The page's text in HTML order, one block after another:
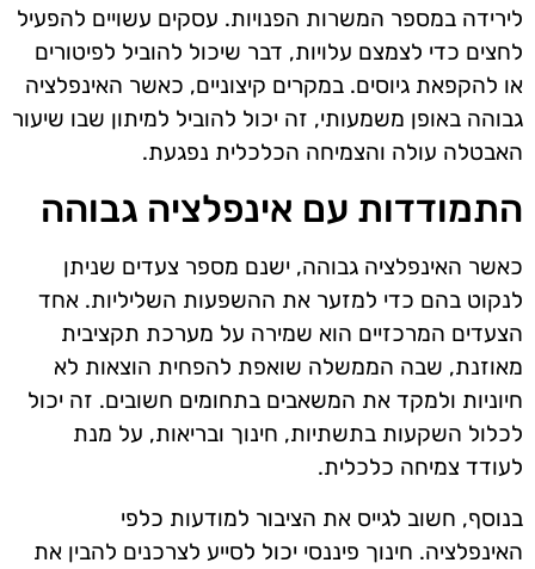
לירידה במספר המשרות הפנויות. עסקים עשויים להפעיל
לחצים כדי לצמצם עלויות, דבר שיכול להוביל לפיטורים
או להקפאת גיוסים. במקרים קיצוניים, כאשר האינפלציה
גבוהה באופן משמעותי, זה יכול להוביל למיתון שבו שיעור
האבטלה עולה והצמיחה הכלכלית נפגעת.
התמודדות עם אינפלציה גבוהה
כאשר האינפלציה גבוהה, ישנם מספר צעדים שניתן
לנקוט בהם כדי למזער את ההשפעות השליליות. אחד
הצעדים המרכזיים הוא שמירה על מערכת תקציבית
מאוזנת, שבה הממשלה שואפת להפחית הוצאות לא
חיוניות ולמקד את המשאבים בתחומים חשובים. זה יכול
לכלול השקעות בתשתיות, חינוך ובריאות, על מנת
לעודד צמיחה כלכלית.
בנוסף, חשוב לגייס את הציבור למודעות כלפי
האינפלציה. חינוך פיננסי יכול לסייע לצרכנים להבין את